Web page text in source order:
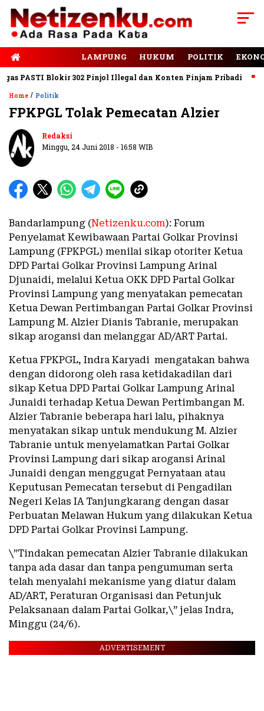
LAMPUNG HUKUM POLITIK
PASTI Blokir 302 Pinjol Illegal dan Konten Pinjam Pribadi
Home / Politik
FPKPGL Tolak Pemecatan Alzier
Redaksi
Minggu, 24 Juni 2018 - 16:58 WIB
Bandarlampung (Netizenku.com): Forum
Penyelamat Kewibawaan Partai Golkar Provinsi
Lampung (FPKPGL) menilai sikap otoriter Ketua
DPD Partai Golkar Provinsi Lampung Arinal
Djunaidi, melalui Ketua OKK DPD Partal Golkar
Provinsi Lampung yang menyatakan pemecatan
Ketua Dewan Pertimbangan Partai Golkar Provinsi
Lampung M. Alzier Dianis Tabranie, merupakan
sikap arogansi dan melanggar AD/ART Partai.
Ketua FPKPGL, Indra Karyadi mengatakan bahwa
dengan didorong oleh rasa ketidakadilan dari
sikap Ketua DPD Partai Golkar Lampung Arinal
Junaidi terhadap Ketua Dewan Pertimbangan M.
Alzier Tabranie beberapa hari lalu, pihaknya
menyatakan sikap untuk mendukung M. Alzier
Tabranie untuk menyelamatkan Partai Golkar
Provinsi Lampung dari sikap arogansi Arinal
Junaidi dengan menggugat Pernyataan atau
Keputusan Pemecatan tersebut di Pengadilan
Negeri Kelas IA Tanjungkarang dengan dasar
Perbuatan Melawan Hukum yang dilakukan Ketua
DPD Partai Golkar Provinsi Lampung.
\”Tindakan pemecatan Alzier Tabranie dilakukan
tanpa ada dasar dan tanpa pengumuman serta
telah menyalahi mekanisme yang diatur dalam
AD/ART, Peraturan Organisasi dan Petunjuk
Pelaksanaan dalam Partai Golkar,\” jelas Indra,
Minggu (24/6).
ADVERTISEMENT